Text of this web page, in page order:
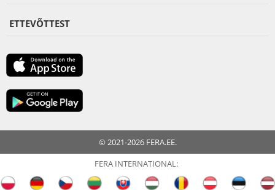
ETTEVÕTTEST
© 2021-2026 FERA.EE.
FERA INTERNATIONAL: